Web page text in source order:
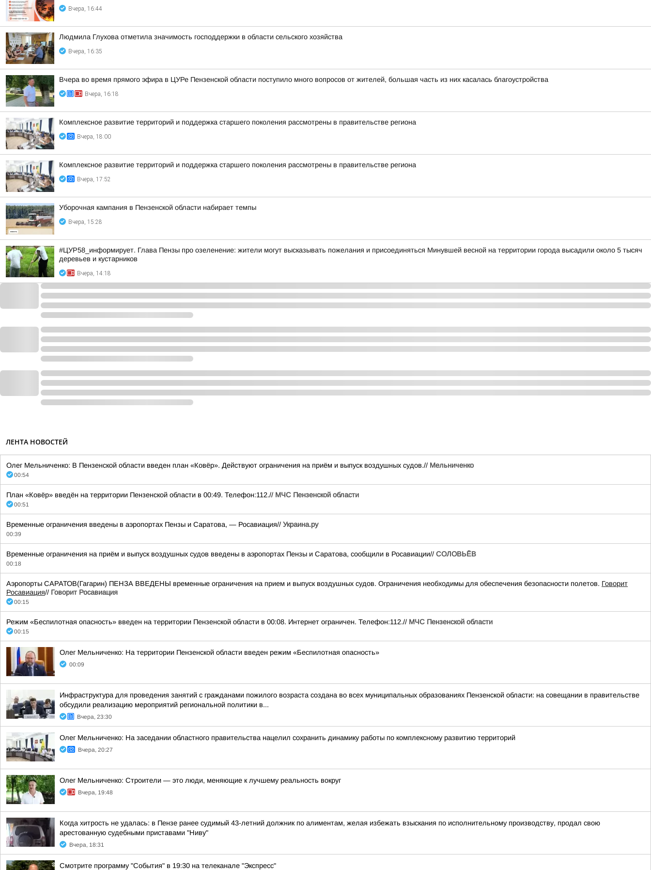
Вчера, 16:44
Людмила Глухова отметила значимость господдержки в области сельского хозяйства
Вчера, 16:35
Вчера во время прямого эфира в ЦУРе Пензенской области поступило много вопросов от жителей, большая часть из них касалась благоустройства
Вчера, 16:18
Комплексное развитие территорий и поддержка старшего поколения рассмотрены в правительстве региона
Вчера, 18:00
Комплексное развитие территорий и поддержка старшего поколения рассмотрены в правительстве региона
Вчера, 17:52
Уборочная кампания в Пензенской области набирает темпы
Вчера, 15:28
#ЦУР58_информирует. Глава Пензы про озеленение: жители могут высказывать пожелания и присоединяться Минувшей весной на территории города высадили около 5 тысяч
деревьев и кустарников
Вчера, 14:18
ЛЕНТА НОВОСТЕЙ
Олег Мельниченко: В Пензенской области введен план «Ковёр». Действуют ограничения на приём и выпуск воздушных судов.// Мельниченко
00:54
План «Ковёр» введён на территории Пензенской области в 00:49. Телефон:112.// МЧС Пензенской области
00:51
Временные ограничения введены в аэропортах Пензы и Саратова, — Росавиация// Украина.ру
00:39
Временные ограничения на приём и выпуск воздушных судов введены в аэропортах Пензы и Саратова, сообщили в Росавиации// СОЛОВЬЁВ
00:18
Аэропорты САРАТОВ(Гагарин) ПЕНЗА ВВЕДЕНЫ временные ограничения на прием и выпуск воздушных судов. Ограничения необходимы для обеспечения безопасности полетов. Говорит
Росавиация// Говорит Росавиация
00:15
Режим «Беспилотная опасность» введен на территории Пензенской области в 00:08. Интернет ограничен. Телефон:112.// МЧС Пензенской области
00:15
Олег Мельниченко: На территории Пензенской области введен режим «Беспилотная опасность»
00:09
Инфраструктура для проведения занятий с гражданами пожилого возраста создана во всех муниципальных образованиях Пензенской области: на совещании в правительстве
обсудили реализацию мероприятий региональной политики в...
Вчера, 23:30
Олег Мельниченко: На заседании областного правительства нацелил сохранить динамику работы по комплексному развитию территорий
Вчера, 20:27
Олег Мельниченко: Строители — это люди, меняющие к лучшему реальность вокруг
Вчера, 19:48
Когда хитрость не удалась: в Пензе ранее судимый 43-летний должник по алиментам, желая избежать взыскания по исполнительному производству, продал свою
арестованную судебными приставами "Ниву"
Вчера, 18:31
Смотрите программу "События" в 19:30 на телеканале "Экспресс"